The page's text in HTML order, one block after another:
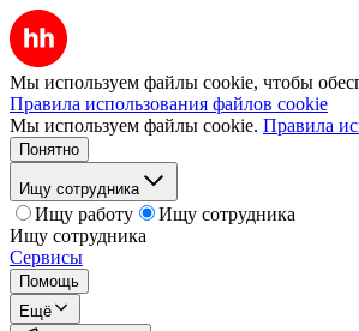
Мы используем файлы cookie, чтобы
Правила использования файлов cookie
Мы используем файлы cookie. Правила
Понятно
Ищу сотрудника
Ищу работу
Ищу сотрудника
Ищу сотрудника
Сервисы
Помощь
Ещё